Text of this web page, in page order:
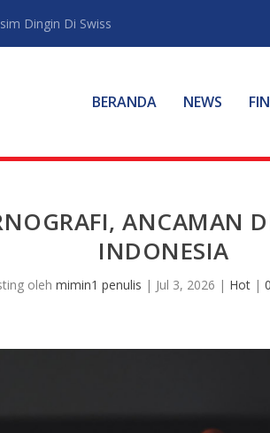
Dingin Di Swiss
BERANDA NEWS
ANCAMAN
INDONESIA
oleh mimin1 penulis | Jul 3, 2026 | Hot| 0